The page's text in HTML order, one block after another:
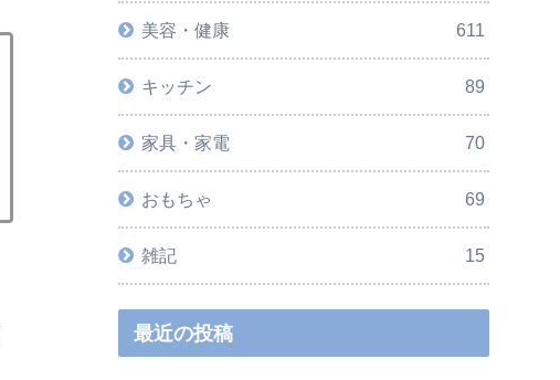
美容・健康 611
キッチン 89
家具・家電 70
おもちゃ 69
雑記 15
最近の投稿